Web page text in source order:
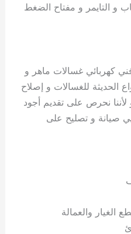
و التايمر و مفتاح الضغط
كهربائي غسالات ماهر و
الحديثة للغسالات و إصلاح
لأننا نحرص على تقديم أجود
صيانة و تصليح على